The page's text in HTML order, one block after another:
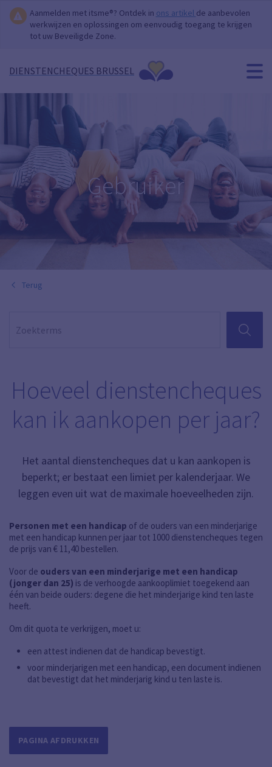
Aanmelden met itsme®? Ontdek in ons artikel de aanbevolen
werkwijzen en oplossingen om eenvoudig toegang te krijgen
tot uw Beveiligde Zone.
DIENSTENCHEQUES BRUSSEL
Gebruiker
Terug
ZOEKEN
Hoeveel dienstencheques
kan ik aankopen per jaar?
Het aantal dienstencheques dat u kan aankopen is
beperkt; er bestaat een limiet per kalenderjaar. We
leggen even uit wat de maximale hoeveelheden zijn.
Personen met een handicap of de ouders van een minderjarige
met een handicap kunnen per jaar tot 1000 dienstencheques tegen
de prijs van € 11,40 bestellen.
Voor de ouders van een minderjarige met een handicap
(jonger dan 25) is de verhoogde aankooplimiet toegekend aan
één van beide ouders: degene die het minderjarige kind ten laste
heeft.
Om dit quota te verkrijgen, moet u:
een attest indienen dat de handicap bevestigt.
voor minderjarigen met een handicap, een document indienen
dat bevestigt dat het minderjarig kind u ten laste is.
PAGINA AFDRUKKEN